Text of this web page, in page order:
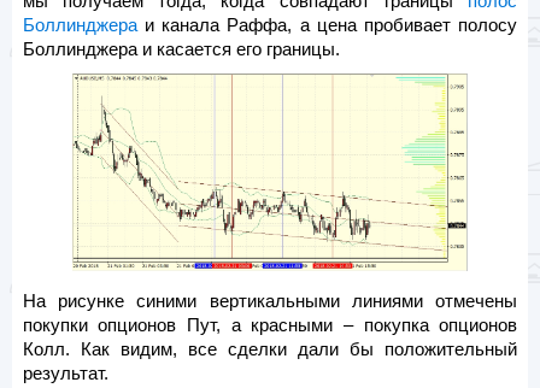
Боллинджераи канала Раффа, а цена пробивает полосу
Боллинджера и касается его границы.
На рисунке синими вертикальными линиями отмечены
покупки опционов Пут, а красными – покупка опционов
Колл. Как видим, все сделки дали бы положительный
результат.